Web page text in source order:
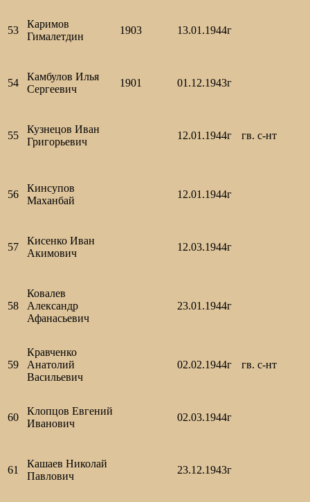
53
Каримов
Гималетдин
1903 13.01.1944г
54
Камбулов Илья
Сергеевич
1901 01.12.1943г
55
Кузнецов Иван
Григорьевич
12.01.1944г гв. с-нт
56
Кинсупов
Маханбай
12.01.1944г
57
Кисенко Иван
Акимович
12.03.1944г
58
Ковалев
Александр
Афанасьевич
23.01.1944г
59
Кравченко
Анатолий
Васильевич
02.02.1944г гв. с-нт
60
Клопцов Евгений
Иванович
02.03.1944г
61
Кашаев Николай
Павлович
23.12.1943г